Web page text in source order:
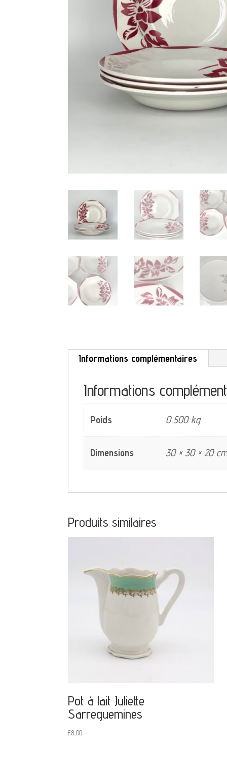
Informations complémentaires
Informations
Poids 0,500 kg
Dimensions 30 × 30 × 20
Produits similaires
Pot à lait Juliette
Sarreguemines
€8,00